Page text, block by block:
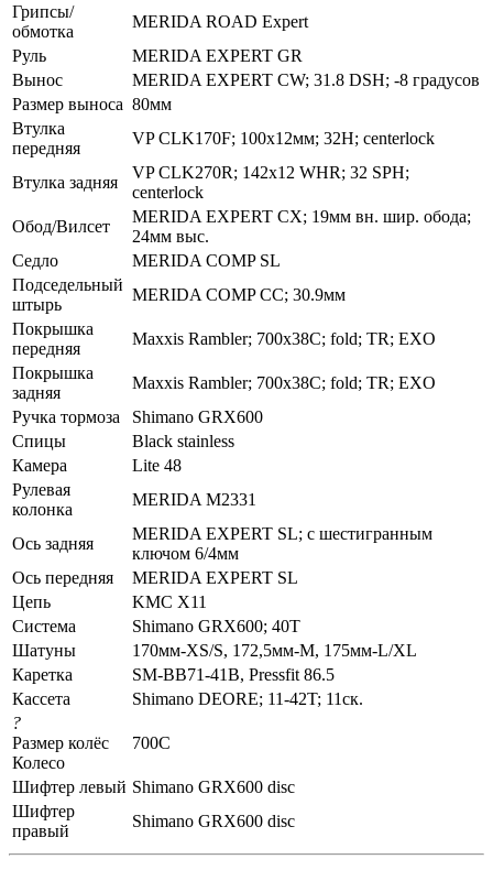
Грипсы/
обмотка
MERIDA ROAD Expert
Руль
MERIDA EXPERT GR
Вынос
MERIDA EXPERT CW; 31.8 DSH; -8 градусов
Размер выноса 80мм
Втулка
передняя
VP CLK170F; 100x12мм; 32H; centerlock
Втулка задняя
VP CLK270R; 142x12 WHR; 32 SPH;
centerlock
Обод/Вилсет
MERIDA EXPERT CX; 19мм вн. шир. обода;
24мм выс.
Седло
MERIDA COMP SL
Подседельный
штырь
MERIDA COMP CC; 30.9мм
Покрышка
передняя
Maxxis Rambler; 700x38C; fold; TR; EXO
Покрышка
задняя
Maxxis Rambler; 700x38C; fold; TR; EXO
Ручка тормоза
Shimano GRX600
Спицы
Black stainless
Камера
Lite 48
Рулевая
колонка
MERIDA M2331
Ось задняя
MERIDA EXPERT SL; c шестигранным
ключом 6/4мм
Ось передняя
MERIDA EXPERT SL
Цепь
KMC X11
Система
Shimano GRX600; 40T
Шатуны
170мм-XS/S, 172,5мм-M, 175мм-L/XL
Каретка
SM-BB71-41B, Pressfit 86.5
Кассета
Shimano DEORE; 11-42T; 11ск.
?
Размер колёс
Колесо
700C
Шифтер левый Shimano GRX600 disc
Шифтер
правый
Shimano GRX600 disc